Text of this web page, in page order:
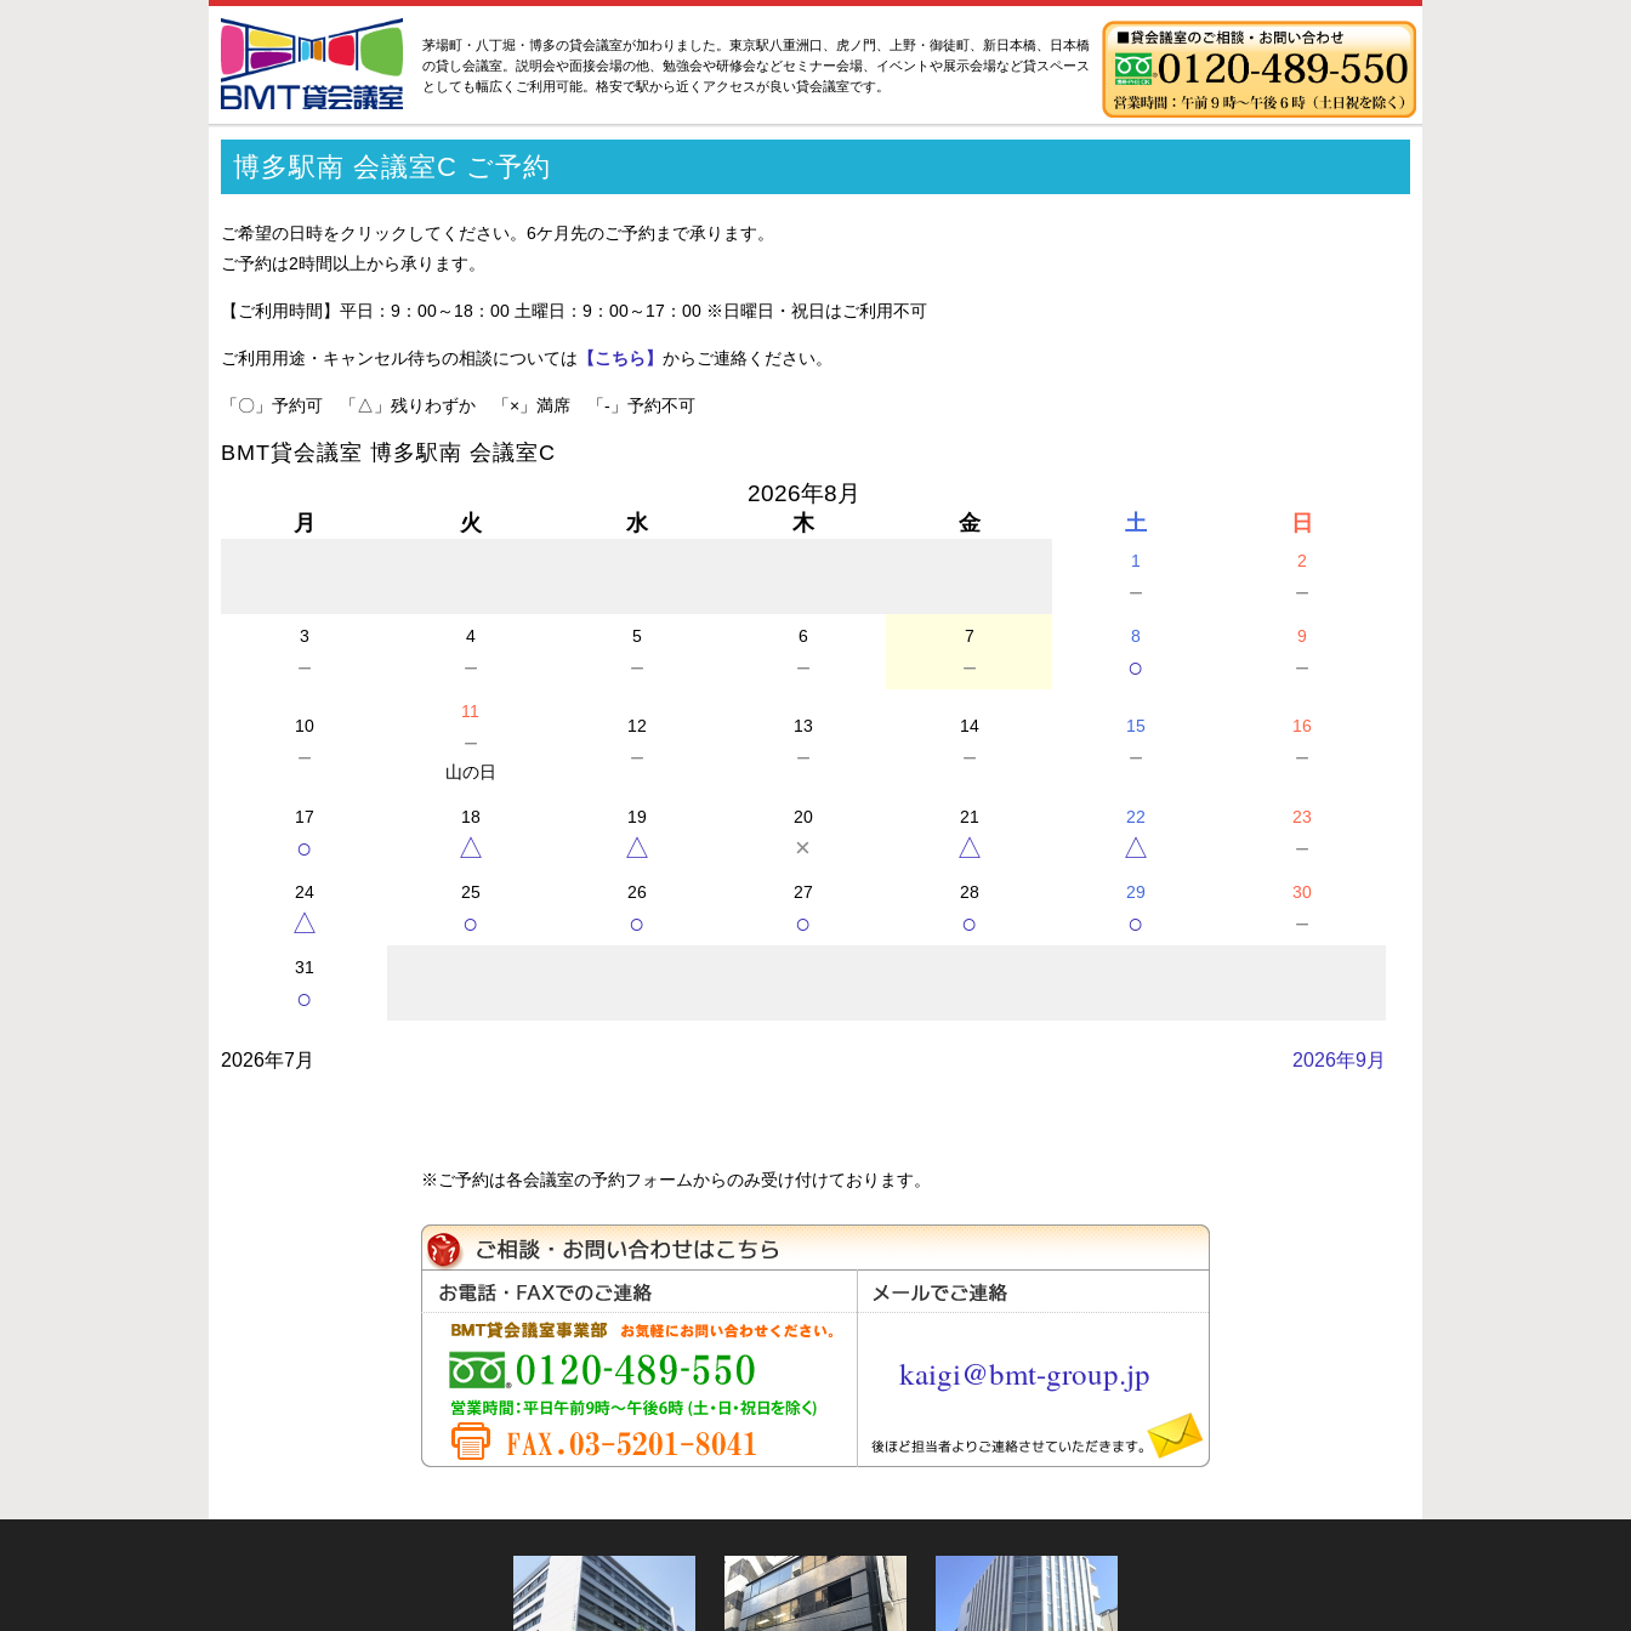
茅場町・八丁堀・博多の貸会議室が加わりました。東京駅八重洲口、虎ノ門、上野・御徒町、新日本橋、日本橋
の貸し会議室。説明会や面接会場の他、勉強会や研修会などセミナー会場、イベントや展示会場など貸スペース
としても幅広くご利用可能。格安で駅から近くアクセスが良い貸会議室です。
博多駅南 会議室C ご予約
ご希望の日時をクリックしてください。6ケ月先のご予約まで承ります。
ご予約は2時間以上から承ります。
【ご利用時間】平日：9：00～18：00 土曜日：9：00～17：00 ※日曜日・祝日はご利用不可
ご利用用途・キャンセル待ちの相談については 【こちら】 からご連絡ください。
「〇」予約可 「△」残りわずか 「×」満席 「-」予約不可
BMT貸会議室 博多駅南 会議室C
2026年8月
月 火 水 木 金 土 日
1
－
2
－
3
－
4
－
5
－
6
－
7
－
8
○
9
－
10
－
11
－
山の日
12
－
13
－
14
－
15
－
16
－
17
○
18
△
19
△
20
×
21
△
22
△
23
－
24
△
25
○
26
○
27
○
28
○
29
○
30
－
31
○
2026年7月 2026年9月
※ご予約は各会議室の予約フォームからのみ受け付けております。
kaigi@bmt-group.jp